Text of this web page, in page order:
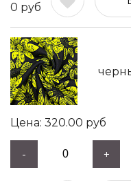
0 руб
320.00 руб
- +